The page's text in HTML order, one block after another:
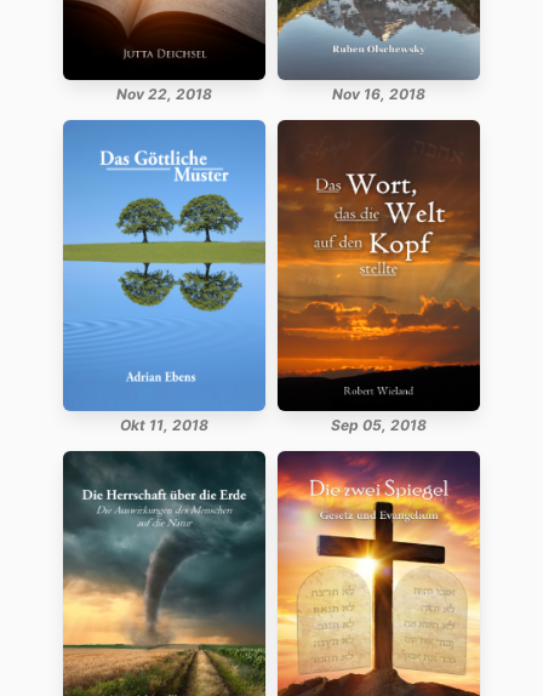
Nov 22, 2018 Nov 16, 2018
Okt 11, 2018 Sep 05, 2018